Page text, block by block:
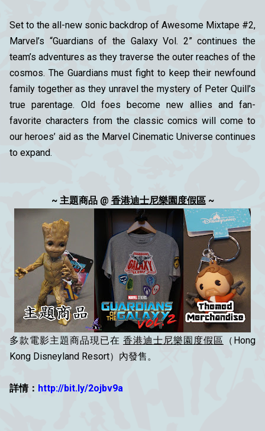
Set to the all-new sonic backdrop of Awesome Mixtape #2,
Marvel’s “Guardians of the Galaxy Vol. 2” continues the
team’s adventures as they traverse the outer reaches of the
cosmos. The Guardians must fight to keep their newfound
family together as they unravel the mystery of Peter Quill’s
true parentage. Old foes become new allies and fan-
favorite characters from the classic comics will come to
our heroes’ aid as the Marvel Cinematic Universe continues
to expand.
~ 主題商品 @ 香港迪士尼樂園度假區~
多款電影主題商品現已在 香港迪士尼樂園度假區
（Hong
Kong Disneyland Resort）內發售。
詳情： http://bit.ly/2ojbv9a